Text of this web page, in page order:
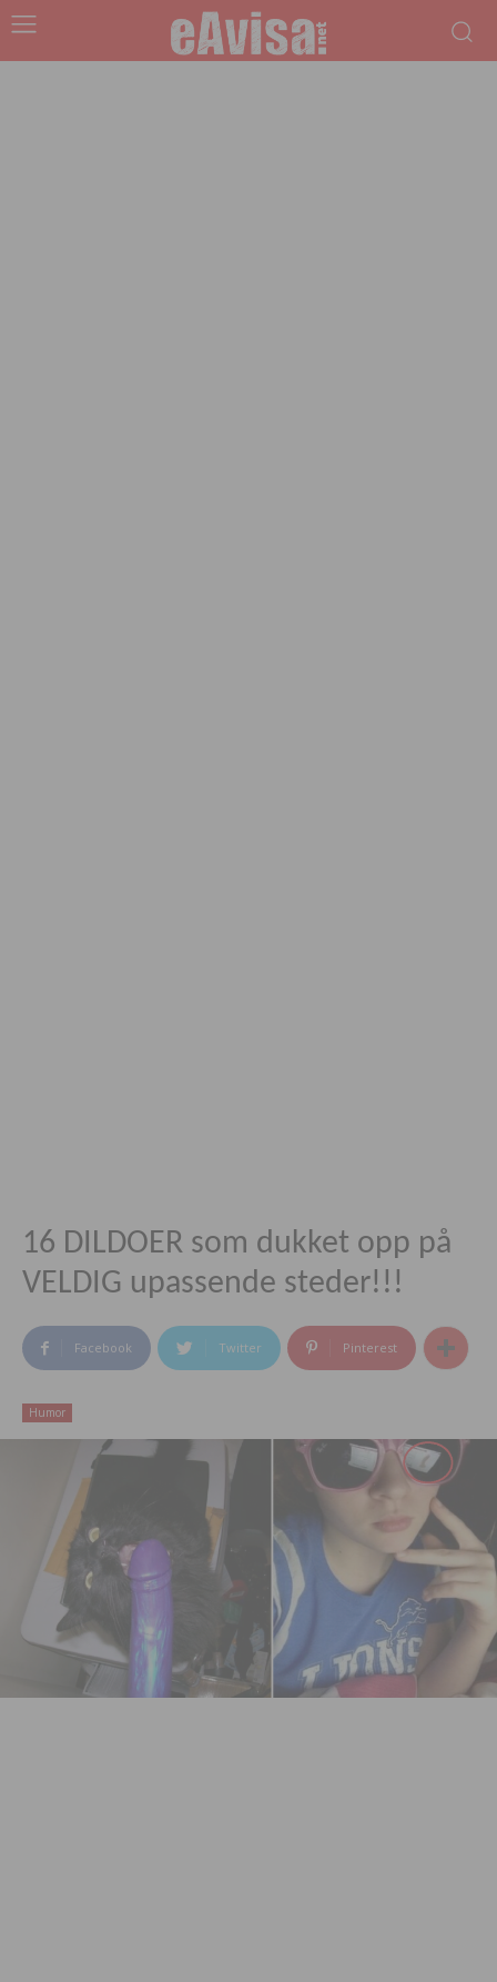
16 DILDOER som dukket opp på
VELDIG upassende steder!!!
Facebook Twitter Pinterest
Humor